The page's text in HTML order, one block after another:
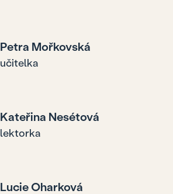
Petra Mořkovská
učitelka
Kateřina Nesétová
lektorka
Lucie Oharková